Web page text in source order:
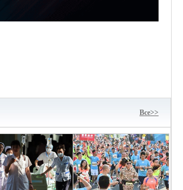
Bce>>